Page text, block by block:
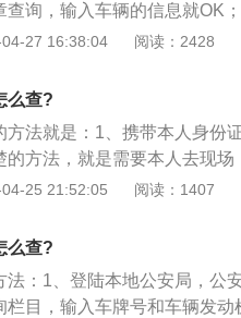
查询，输入车辆的信息就OK
过网络进行的货币支付或资金
个支付过程；4、简单说，支
安全的媒介。
27 16:38:04 阅读：2428
么查?
方法就是：1、携带本人身份
的方法，就是需要本人去现
书，随车的机动车登记证书上
在车辆违章查询网上输入车
如果查不出来或者输入原车
25 21:52:05 阅读：1407
么查?
法：1、登陆本地公安局，公
栏目，输入车牌号和车辆发